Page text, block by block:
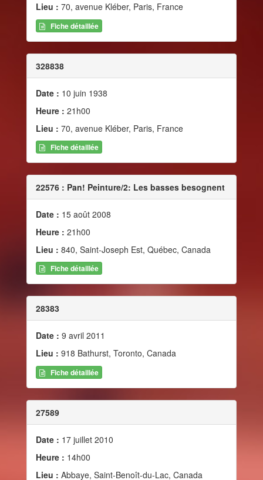
Lieu : 70, avenue Kléber, Paris, France
Fiche détaillée
328838
Date : 10 juin 1938
Heure : 21h00
Lieu : 70, avenue Kléber, Paris, France
Fiche détaillée
22576 : Pan! Peinture/2: Les basses besognent
Date : 15 août 2008
Heure : 21h00
Lieu : 840, Saint-Joseph Est, Québec, Canada
Fiche détaillée
28383
Date : 9 avril 2011
Lieu : 918 Bathurst, Toronto, Canada
Fiche détaillée
27589
Date : 17 juillet 2010
Heure : 14h00
Lieu : Abbaye, Saint-Benoît-du-Lac, Canada